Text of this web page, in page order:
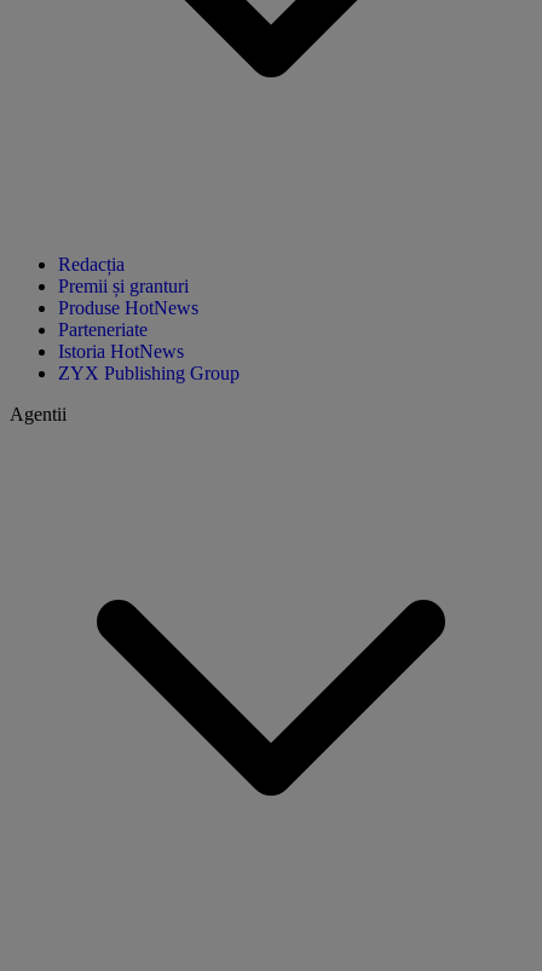
Redacția
Premii și granturi
Produse HotNews
Parteneriate
Istoria HotNews
ZYX Publishing Group
Agentii